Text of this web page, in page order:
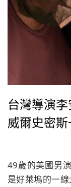
台灣導演
威爾史密
49歲的美國男
是好萊塢的一